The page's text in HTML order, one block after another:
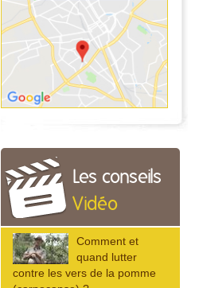
Les conseils
Vidéo
Comment et
quand lutter
contre les vers de la pomme